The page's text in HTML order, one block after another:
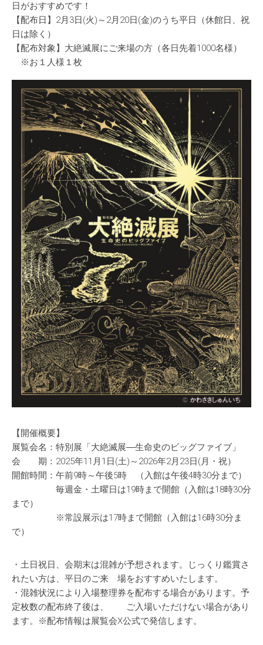
日がおすすめです！
【配布日】2月3日(火)～2月20日(金)のうち平日（休館日、祝
日は除く）
【配布対象】大絶滅展にご来場の方（各日先着1000名様）
※お１人様１枚
【開催概要】
展覧会名：特別展「大絶滅展―生命史のビッグファイブ」
会 期：2025年11月1日(土)～2026年2月23日(月・祝）
開館時間：午前9時～午後5時 （入館は午後4時30分まで）
毎週金・土曜日は19時まで開館（入館は18時30分
まで）
※常設展示は17時まで開館（入館は16時30分ま
で）
・土日祝日、会期末は混雑が予想されます。じっくり鑑賞さ
れたい方は、平日のご来 場をおすすめいたします。
・混雑状況により入場整理券を配布する場合があります。予
定枚数の配布終了後は、 ご入場いただけない場合があり
ます。※配布情報は展覧会X公式で発信します。